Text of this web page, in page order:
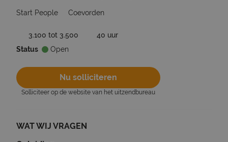
Start People Coevorden
3.100 tot 3.500
40 uur
Status
Open
Nu solliciteren
Solliciteer op de website van het uitzendbureau
WAT WIJ VRAGEN